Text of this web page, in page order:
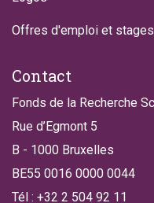
Offres d'emploi et stages
Contact
Fonds de la Recherche
Rue d’Egmont 5
B - 1000 Bruxelles
BE55 0016 0000 0044
Tél : +32 2 504 92 11